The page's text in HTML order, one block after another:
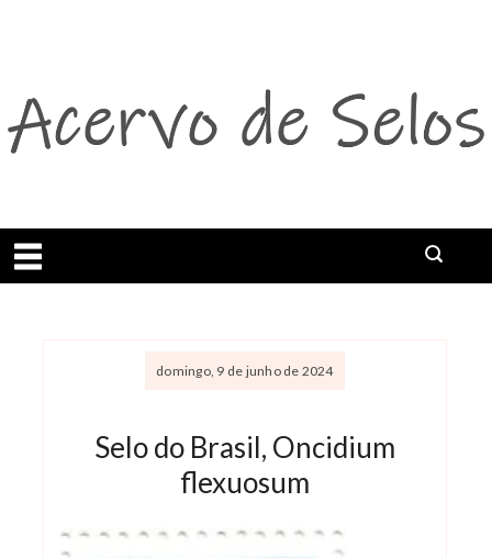
Abrir menu
domingo, 9 de junho de 2024
Selo do Brasil, Oncidium
flexuosum